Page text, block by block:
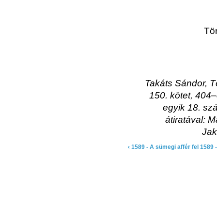
Takáts Sándor,
150. kötet,
egyik 18.
átiratával:
‹ 1589 - A sümegi affér fel 1589